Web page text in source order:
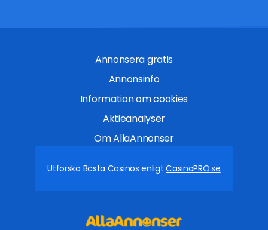
Annonsera gratis
Annonsinfo
Information om cookies
Aktieanalyser
Om AllaAnnonser
Utforska Bästa Casinos enligtCasinoPRO.se